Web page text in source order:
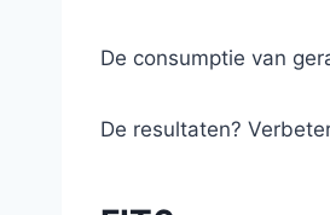
De consumptie van
De resultaten?